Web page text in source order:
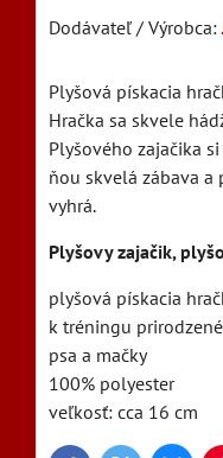
Dodávateľ / Výrobca:
Plyšová pískacia
Hračka sa skvele
Plyšového zajačika
ňou skvelá zábava a
vyhrá.
Plyšovy zajačik,
plyšová pískacia
k tréningu
psa a mačky
100% polyester
veľkosť: cca 16 cm